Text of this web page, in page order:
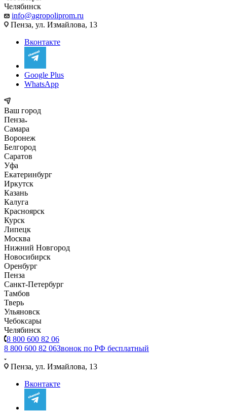
Челябинск
info@agropoliprom.ru
Пенза, ул. Измайлова, 13
Вконтакте
Google Plus
WhatsApp
Ваш город
Пенза
Самара
Воронеж
Белгород
Саратов
Уфа
Екатеринбург
Иркутск
Казань
Калуга
Красноярск
Курск
Липецк
Москва
Нижний Новгород
Новосибирск
Оренбург
Пенза
Санкт-Петербург
Тамбов
Тверь
Ульяновск
Чебоксары
Челябинск
8 800 600 82 06
8 800 600 82 06Звонок по РФ бесплатный
Пенза, ул. Измайлова, 13
Вконтакте